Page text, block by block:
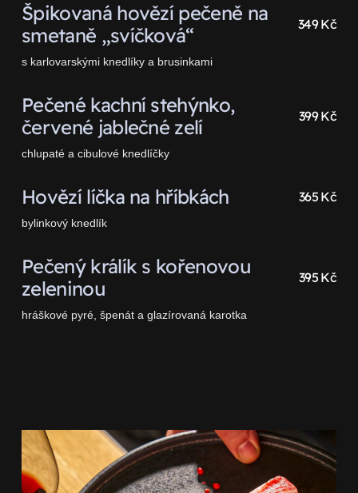
Špikovaná hovězí pečeně na
smetaně „svíčková“
349 Kč
s karlovarskými knedlíky a brusinkami
Pečené kachní stehýnko,
červené jablečné zelí
399 Kč
chlupaté a cibulové knedlíčky
Hovězí líčka na hříbkách 365 Kč
bylinkový knedlík
Pečený králík s kořenovou
zeleninou
395 Kč
hráškové pyré, špenát a glazírovaná karotka